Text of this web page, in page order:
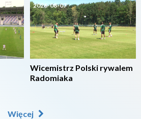
2026-08-07
Wicemistrz Polski rywalem
Radomiaka
Więcej